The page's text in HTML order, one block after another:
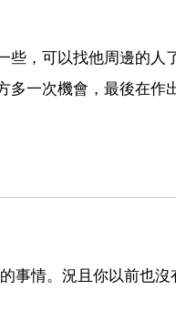
，可以找他周邊的人
一次機會，最後在作
事情。況且你以前也沒